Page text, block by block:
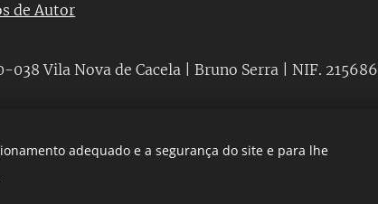
de Autor
038 Vila Nova de Cacela | Bruno Serra | NIF.
adequado e a segurança do site e para lhe